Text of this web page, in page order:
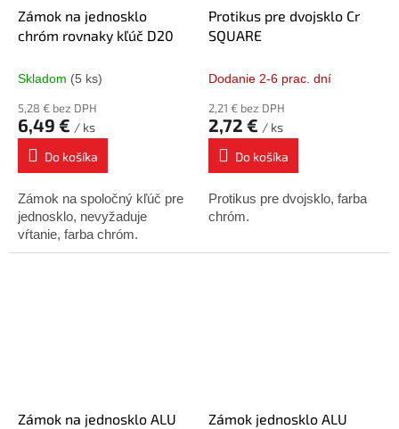
Zámok na jednosklo
chróm rovnaky kľúč D20
Skladom (5 ks)
5,28 € bez DPH
6,49 € / ks
Do košíka
Zámok na spoločný kľúč pre
jednosklo, nevyžaduje
vŕtanie, farba chróm.
Protikus pre dvojsklo Cr
SQUARE
Dodanie 2-6 prac. dní
2,21 € bez DPH
2,72 € / ks
Do košíka
Protikus pre dvojsklo, farba
chróm.
Zámok na jednosklo ALU
Zámok jednosklo ALU